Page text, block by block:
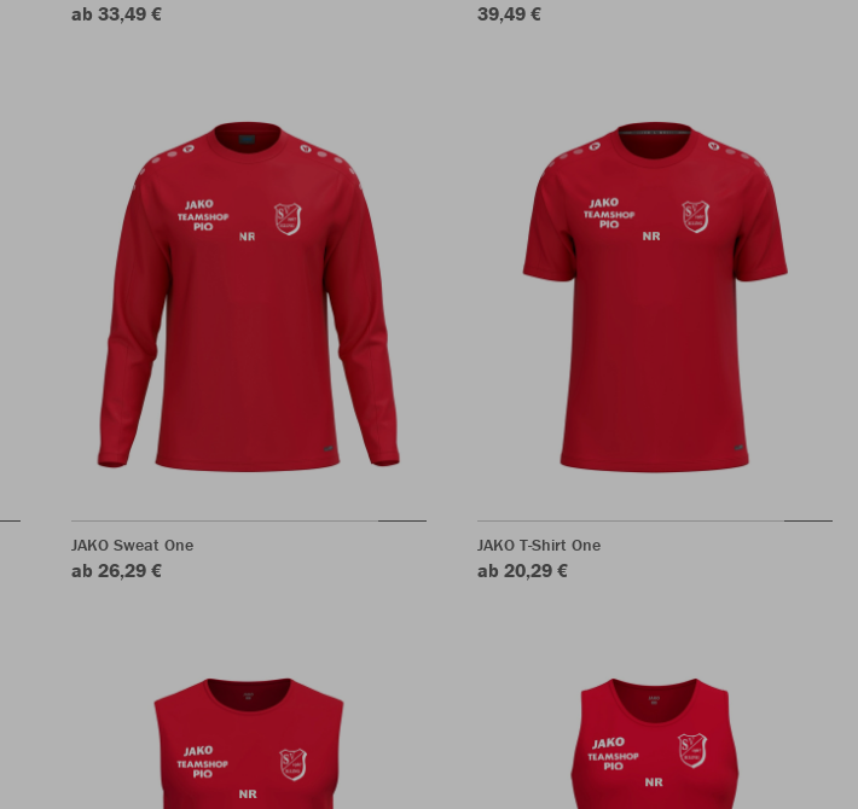
ab 33,49 € 39,49 €
JAKO Sweat One
ab 26,29 €
JAKO T-Shirt One
ab 20,29 €